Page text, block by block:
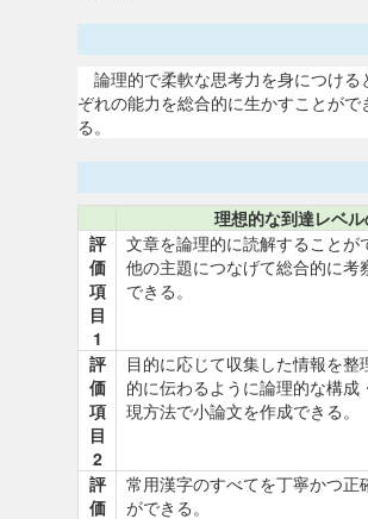
論理的で柔軟な思考力を身につける
ぞれの能力を総合的に生かすことが
る。
理想的な到達レベ
評
価
項
目
1
文章を論理的に読解することが
他の主題につなげて総合的に考
できる。
評
価
項
目
2
目的に応じて収集した情報を整
的に伝わるように論理的な構成
現方法で小論文を作成できる。
評
価
常用漢字のすべてを丁寧かつ正
ができる。